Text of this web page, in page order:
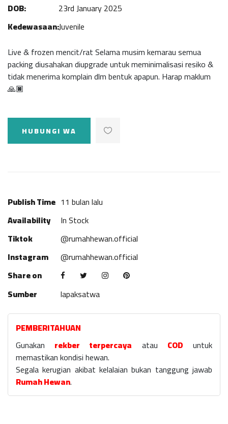
DOB:
23rd January 2025
Kedewasaan:Juvenile
Live & frozen mencit/rat Selama musim kemarau semua
packing diusahakan diupgrade untuk meminimalisasi resiko &
tidak menerima komplain dlm bentuk apapun. Harap maklum
🙏🏿
HUBUNGI WA
Publish Time 11 bulan lalu
Availability
In Stock
Tiktok
@rumahhewan.official
Instagram
@rumahhewan.official
Share on
Sumber
lapaksatwa
PEMBERITAHUAN
Gunakan rekber terpercaya atau COD untuk
memastikan kondisi hewan.
Segala kerugian akibat kelalaian bukan tanggung jawab
Rumah Hewan.